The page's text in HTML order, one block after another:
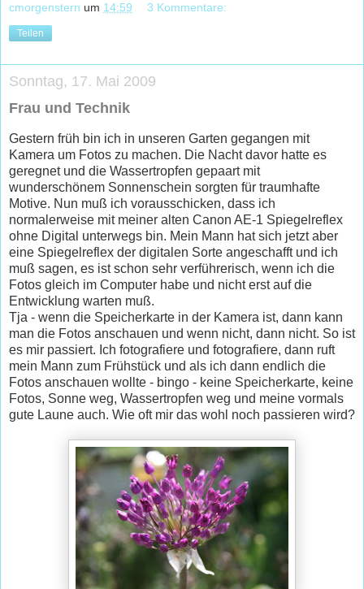
cmorgenstern um 14:59 3 Kommentare:
Teilen
Sonntag, 17. Mai 2009
Frau und Technik
Gestern früh bin ich in unseren Garten gegangen mit
Kamera um Fotos zu machen. Die Nacht davor hatte es
geregnet und die Wassertropfen gepaart mit
wunderschönem Sonnenschein sorgten für traumhafte
Motive. Nun muß ich vorausschicken, dass ich
normalerweise mit meiner alten Canon AE-1 Spiegelreflex
ohne Digital unterwegs bin. Mein Mann hat sich jetzt aber
eine Spiegelreflex der digitalen Sorte angeschafft und ich
muß sagen, es ist schon sehr verführerisch, wenn ich die
Fotos gleich im Computer habe und nicht erst auf die
Entwicklung warten muß.
Tja - wenn die Speicherkarte in der Kamera ist, dann kann
man die Fotos anschauen und wenn nicht, dann nicht. So ist
es mir passiert. Ich fotografiere und fotografiere, dann ruft
mein Mann zum Frühstück und als ich dann endlich die
Fotos anschauen wollte - bingo - keine Speicherkarte, keine
Fotos, Sonne weg, Wassertropfen weg und meine vormals
gute Laune auch. Wie oft mir das wohl noch passieren wird?